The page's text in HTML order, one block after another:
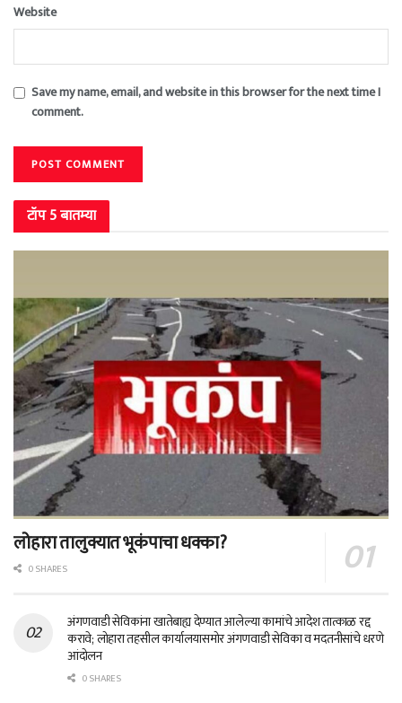
Website
Save my name, email, and website in this browser for the next time I
comment.
टॉप 5 बातम्या
लोहारा तालुक्यात भूकंपाचा धक्का?
0 SHARES
अंगणवाडी सेविकांना खातेबाह्य देण्यात आलेल्या कामांचे आदेश तात्काळ रद्द
करावे; लोहारा तहसील कार्यालयासमोर अंगणवाडी सेविका व मदतनीसांचे धरणे
आंदोलन
0 SHARES